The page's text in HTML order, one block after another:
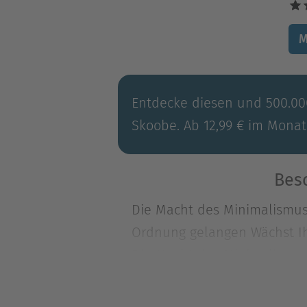
Entdecke diesen und
Skoobe. Ab 12,99 € im
Die Macht des
Ordnung gelangen Wächst
Ordnung gelangen